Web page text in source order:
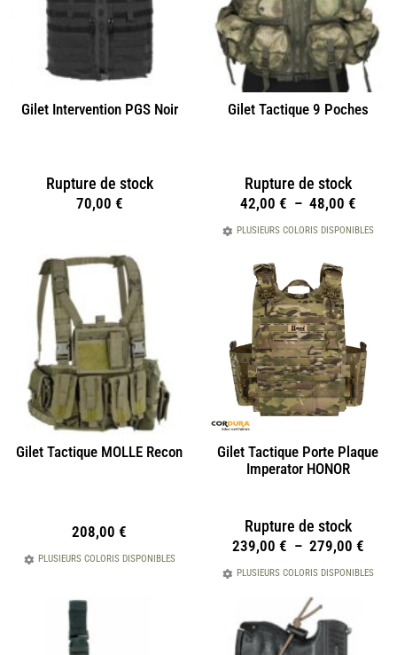
Gilet Intervention PGS Noir
Rupture de stock
70,00 €
Gilet Tactique 9 Poches
Rupture de stock
42,00 € – 48,00 €
PLUSIEURS COLORIS DISPONIBLES
Gilet Tactique MOLLE Recon
208,00 €
PLUSIEURS COLORIS DISPONIBLES
Gilet Tactique Porte Plaque
Imperator HONOR
Rupture de stock
239,00 € – 279,00 €
PLUSIEURS COLORIS DISPONIBLES